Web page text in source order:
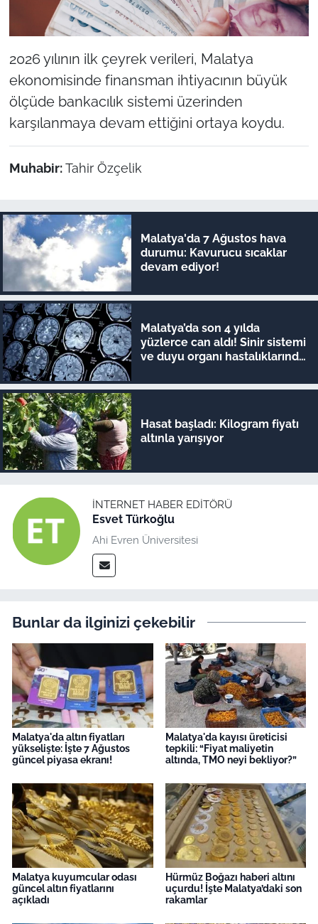
2026 yılının ilk çeyrek verileri, Malatya
ekonomisinde finansman ihtiyacının büyük
ölçüde bankacılık sistemi üzerinden
karşılanmaya devam ettiğini ortaya koydu.
Muhabir: Tahir Özçelik
Malatya'da 7 Ağustos hava
durumu: Kavurucu sıcaklar
devam ediyor!
Malatya’da son 4 yılda
yüzlerce can aldı! Sinir sistemi
ve duyu organı hastalıklarında
Hasat başladı: Kilogram fiyatı
altınla yarışıyor
İNTERNET HABER EDITÖRÜ
Esvet Türkoğlu
Ahi Evren Üniversitesi
Bunlar da ilginizi çekebilir
Malatya'da altın fiyatları
yükselişte: İşte 7 Ağustos
güncel piyasa ekranı!
Malatya'da kayısı üreticisi
tepkili: “Fiyat maliyetin
altında, TMO neyi bekliyor?”
Malatya kuyumcular odası
güncel altın fiyatlarını
açıkladı
Hürmüz Boğazı haberi altını
uçurdu! İşte Malatya’daki son
rakamlar